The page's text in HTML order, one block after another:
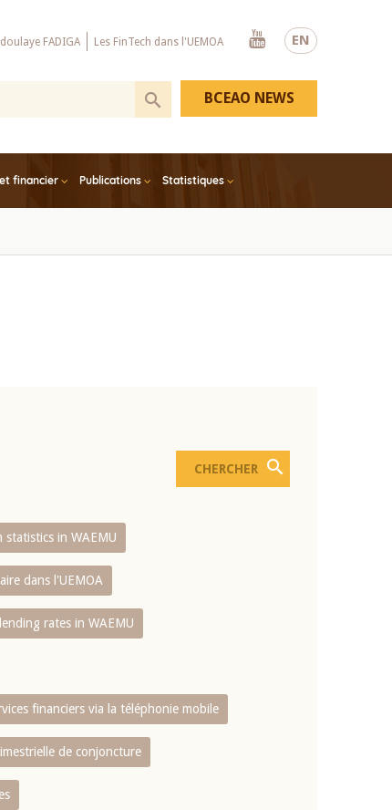
EN
FADIGA Les FinTech dans l'UEMOA
Youtube
financier Publications Statistiques
BCEAO NEWS
statistics in WAEMU
dans l'UEMOA
rates in WAEMU
financiers via la téléphonie mobile
de conjoncture